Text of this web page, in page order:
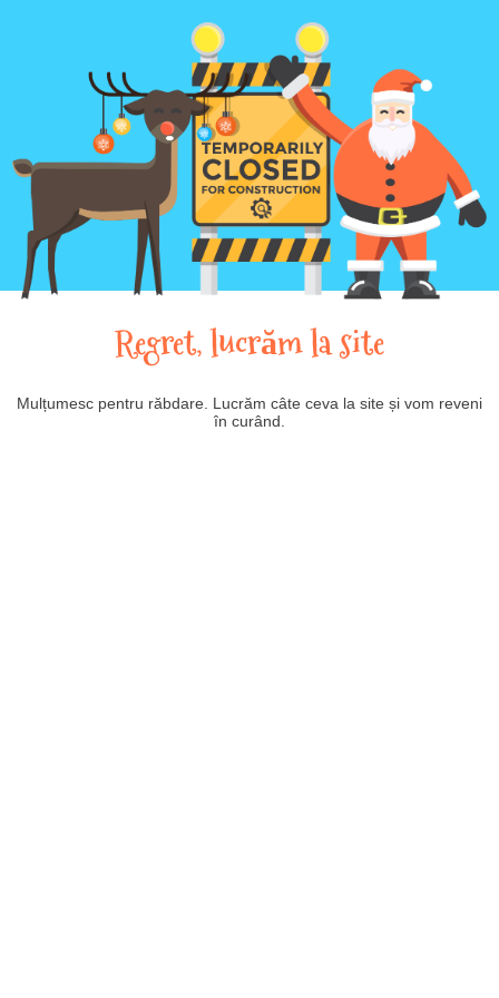
Regret, lucrăm la site
Mulțumesc pentru răbdare. Lucrăm câte ceva la site și vom reveni
în curând.